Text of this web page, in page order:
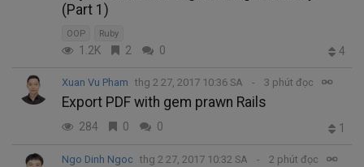
(Part 1)
OOP Ruby
1.2K 2 0 4
Xuan Vu Pham thg 2 27, 2017 10:36 SA 3 phút đọc
Export PDF with gem prawn Rails
284 0 0 1
Ngo Dinh Ngoc thg 2 27, 2017 10:32 SA 2 phút đọc